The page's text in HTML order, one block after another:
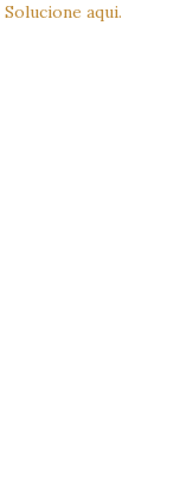
Solucione aqui.